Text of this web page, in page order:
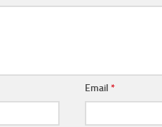
Email*